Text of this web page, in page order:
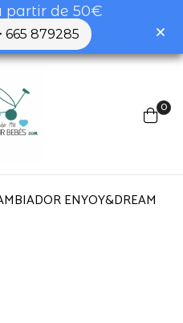
partir de 50€
665 879285
0
ENYOY&DREAM